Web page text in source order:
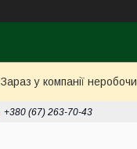
Зараз у компанії
+380 (67) 263-70-43